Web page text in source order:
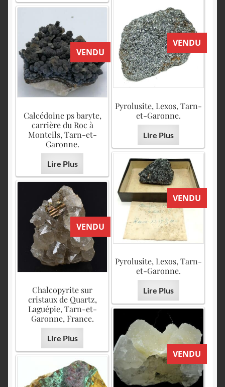
VENDU
Pyrolusite, Lexos, Tarn-
et-Garonne.
Lire Plus
VENDU
Calcédoine ps baryte,
carrière du Roc à
Monteils, Tarn-et-
Garonne.
Lire Plus
VENDU
Pyrolusite, Lexos, Tarn-
et-Garonne.
Lire Plus
VENDU
Chalcopyrite sur
cristaux de Quartz,
Laguépie, Tarn-et-
Garonne, France.
Lire Plus
VENDU